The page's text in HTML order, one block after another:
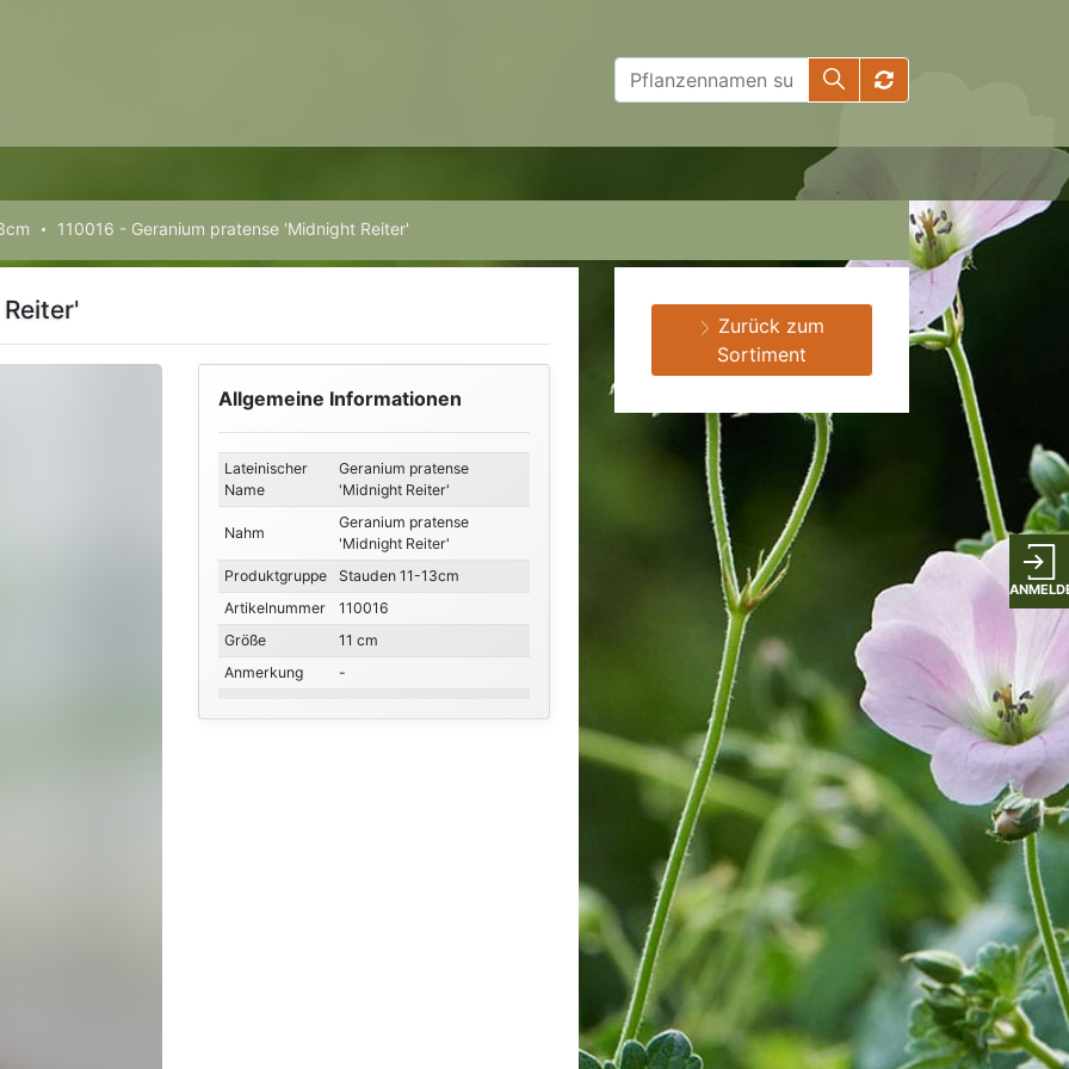
110016 - Geranium pratense 'Midnight Reiter'
Allgemeine Informationen
Lateinischer
Name
Geranium pratense
'Midnight Reiter'
Nahm
Geranium pratense
'Midnight Reiter'
Produktgruppe
Stauden 11-13cm
Artikelnummer
110016
Größe
11 cm
Anmerkung
-
Zurück zum
Sortiment